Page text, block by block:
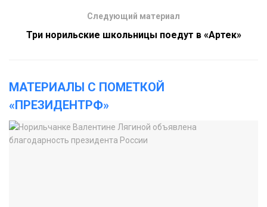
Следующий материал
Три норильские школьницы поедут в «Артек»
МАТЕРИАЛЫ С ПОМЕТКОЙ
«ПРЕЗИДЕНТРФ»